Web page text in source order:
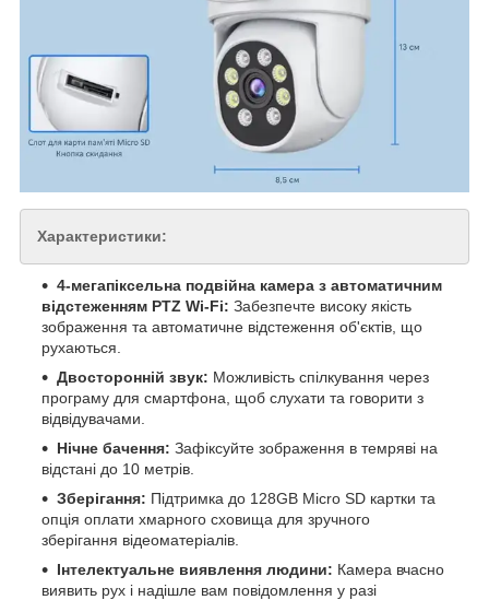
Характеристики:
4-мегапіксельна подвійна камера з автоматичним
відстеженням PTZ Wi-Fi: Забезпечте високу якість
зображення та автоматичне відстеження об'єктів, що
рухаються.
Двосторонній звук: Можливість спілкування через
програму для смартфона, щоб слухати та говорити з
відвідувачами.
Нічне бачення: Зафіксуйте зображення в темряві на
відстані до 10 метрів.
Зберігання: Підтримка до 128GB Micro SD картки та
опція оплати хмарного сховища для зручного
зберігання відеоматеріалів.
Інтелектуальне виявлення людини: Камера вчасно
виявить рух і надішле вам повідомлення у разі